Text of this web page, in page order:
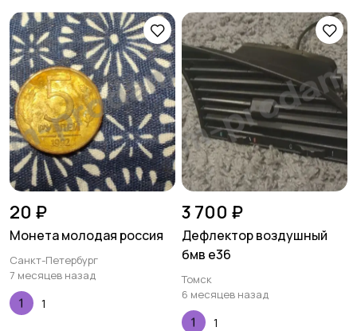
20 ₽
Монета молодая россия
Санкт-Петербург
7 месяцев назад
1
3 700 ₽
Дефлектор воздушный
бмв е36
Томск
6 месяцев назад
1